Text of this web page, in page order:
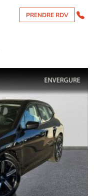
PRENDRE RDV